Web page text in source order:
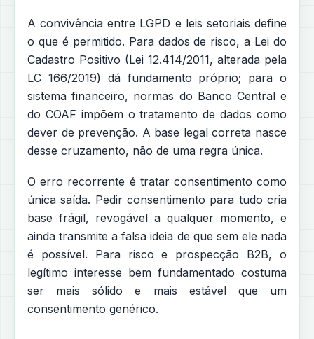
A convivência entre LGPD e leis setoriais define
o que é permitido. Para dados de risco, a Lei do
Cadastro Positivo (Lei 12.414/2011, alterada pela
LC 166/2019) dá fundamento próprio; para o
sistema financeiro, normas do Banco Central e
do COAF impõem o tratamento de dados como
dever de prevenção. A base legal correta nasce
desse cruzamento, não de uma regra única.
O erro recorrente é tratar consentimento como
única saída. Pedir consentimento para tudo cria
base frágil, revogável a qualquer momento, e
ainda transmite a falsa ideia de que sem ele nada
é possível. Para risco e prospecção B2B, o
legítimo interesse bem fundamentado costuma
ser mais sólido e mais estável que um
consentimento genérico.